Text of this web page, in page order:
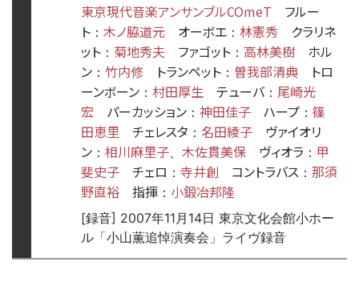
東京現代音楽アンサンブルCOmeT
フルー
ト ： 木ノ脇道元 オーボエ ： 林憲秀
クラリネ
ット ： 菊地秀夫 ファゴット ： 高林美樹
ホル
ン ： 竹内修 トランペット ： 曽我部清典
トロ
ーンボーン ： 村田厚生 テューバ ： 尾崎光
宏
パーカッション ： 神田佳子 ハープ ： 篠
田恵里
チェレスタ ： 名田綾子
ヴァイオリ
ン ： 相川麻里子 木佐貫美保 ヴィオラ ： 甲
斐史子
チェロ ： 寺井創 コントラバス ： 那須
野直裕
指揮 ： 小鍛冶邦隆
[録音] 2007年11月14日 東京文化会館小ホー
ル「小山薫追悼演奏会」ライヴ録音